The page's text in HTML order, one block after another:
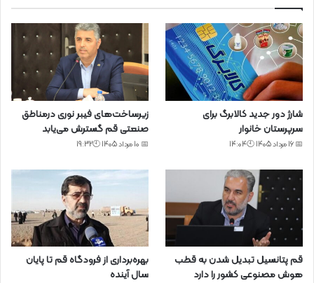
شارژ دور جدید کالابرگ برای
سرپرستان خانوار
📅 16 مرداد 1405 🕙14:04
زیرساخت‌های فیبر نوری درمناطق
صنعتی قم گسترش می‌یابد
📅 10 مرداد 1405 🕙19:32
قم پتانسیل تبدیل شدن به قطب
هوش مصنوعی کشور را دارد
بهره‌برداری از فرودگاه قم تا پایان
سال آینده